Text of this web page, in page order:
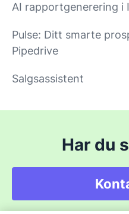
AI rapportgenerering i
Pulse: Ditt smarte
Pipedrive
Salgsassistent
Har du